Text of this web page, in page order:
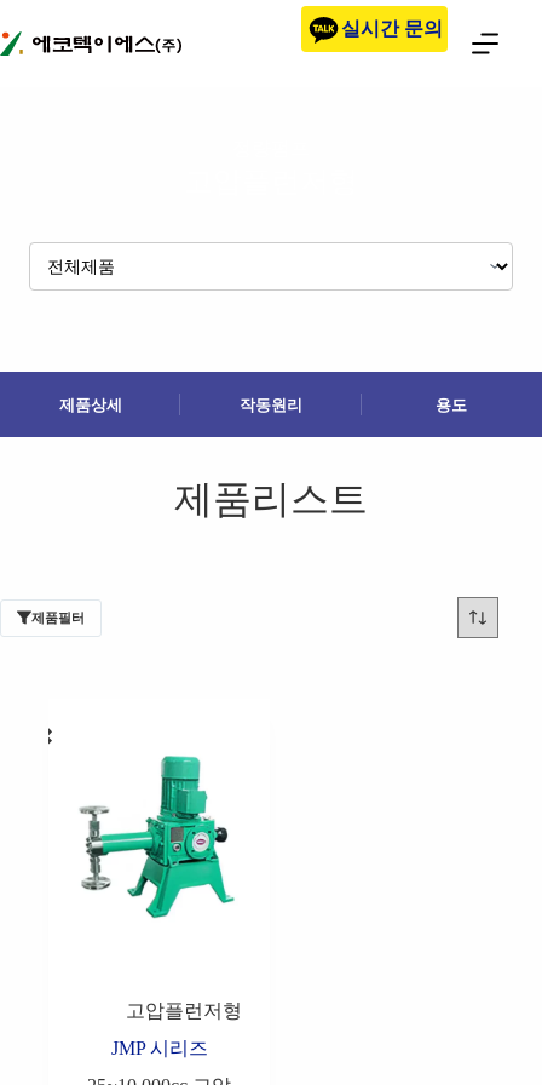
건너뛰기
실시간 문의
제품상세 작동원리 용도
제품리스트
제품필터
고압플런저형
JMP 시리즈